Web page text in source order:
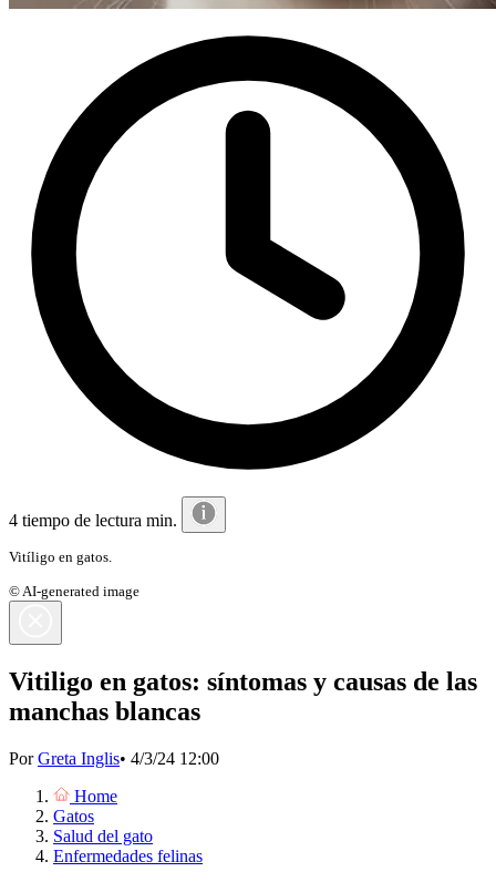
4 tiempo de lectura min.
Vitíligo en gatos.
© AI-generated image
Vitiligo en gatos: síntomas y causas de las
manchas blancas
PorGreta Inglis• 4/3/24 12:00
Home
Gatos
Salud del gato
Enfermedades felinas